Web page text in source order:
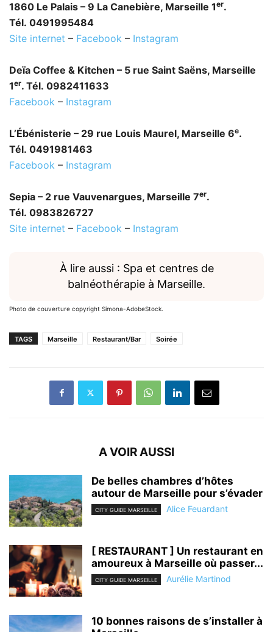
1860 Le Palais – 9 La Canebière, Marseille 1er.
Tél. 0491995484
Site internet – Facebook – Instagram
Deïa Coffee & Kitchen – 5 rue Saint Saëns, Marseille
1er. Tél. 0982411633
Facebook – Instagram
L’Ébénisterie – 29 rue Louis Maurel, Marseille 6e.
Tél. 0491981463
Facebook – Instagram
Sepia – 2 rue Vauvenargues, Marseille 7er.
Tél. 0983826727
Site internet – Facebook – Instagram
À lire aussi : Spa et centres de
balnéothérapie à Marseille.
Photo de couverture copyright Simona-AdobeStock.
TAGS Marseille Restaurant/Bar Soirée
A VOIR AUSSI
De belles chambres d’hôtes
autour de Marseille pour s’évader
CITY GUIDE MARSEILLE Alice Feuardant
[ RESTAURANT ] Un restaurant en
amoureux à Marseille où passer...
CITY GUIDE MARSEILLE Aurélie Martinod
10 bonnes raisons de s’installer à